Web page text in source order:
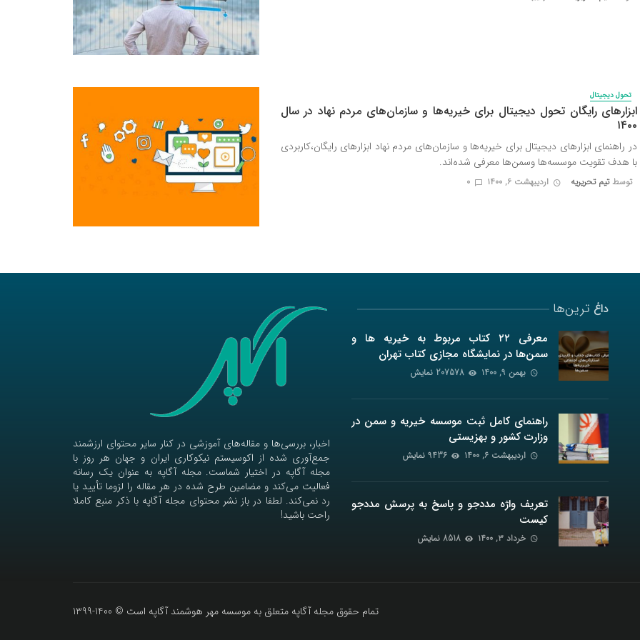
تحول دیجیتال
ابزارهای رایگان تحول دیجیتال برای خیریه‌ها و سازمان‌های مردم نهاد در سال
۱۴۰۰
در راهنمای ابزارهای دیجیتال برای خیریه‌ها و سازمان‌های مردم نهاد ابزارهای رایگان،کاربردی
با هدف تقویت موسسه‌ها وسمن‌ها معرفی شده‌اند.
توسطتیم تحریریه اردیبهشت ۶, ۱۴۰۰ 0
اخبار، بررسی‌ها و مقاله‌های آموزشی در کنار سایر محتوای ارزشمند
جمع‌آوری شده از اکوسیستم نیکوکاری ایران و جهان هر روز با
مجله آگاپه در اختیار شماست. مجله آگاپه به عنوان یک رسانه
فعالیت می‌کند و مضامین طرح شده در هر مقاله را لزوما تأیید یا
رد نمی‌کند. لطفا در باز نشر محتوای مجله آگاپه با ذکر منبع کاملا
راحت باشید!
داغ ترین‌ها
معرفی ۲۲ کتاب مربوط به خیریه ها و
سمن‌ها در نمایشگاه مجازی کتاب تهران
بهمن ۹, ۱۴۰۰ 207578 نمایش
راهنمای کامل ثبت موسسه خیریه و سمن در
وزارت کشور و بهزیستی
اردیبهشت ۶, ۱۴۰۰ 9436 نمایش
تعریف واژه مددجو و پاسخ به پرسش مددجو
کیست
خرداد ۳, ۱۴۰۰ 8518 نمایش
تمام حقوق مجله آگاپه متعلق به موسسه مهر هوشمند آگاپه است © 1400-1399